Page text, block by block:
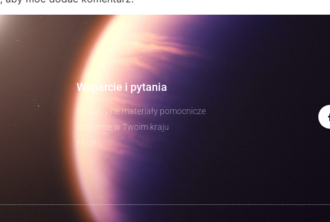
Wsparcie i pytania
Edukacyjne materiały pomocnicze
Wsparcie w Twoim kraju
FAQs